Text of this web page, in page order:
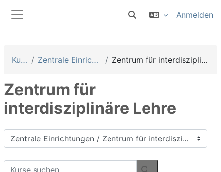
Website-Übersicht
Sucheingabe umschalten
Anmelden
Kurse Zentrale Einrichtungen Zentrum für interdisziplinäre Lehre
Zentrum für
interdisziplinäre Lehre
Kursbereiche
Kurse suchen